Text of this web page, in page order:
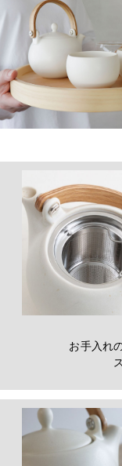
お手入れ